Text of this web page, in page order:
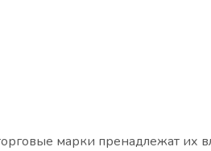
марки пренадлежат их